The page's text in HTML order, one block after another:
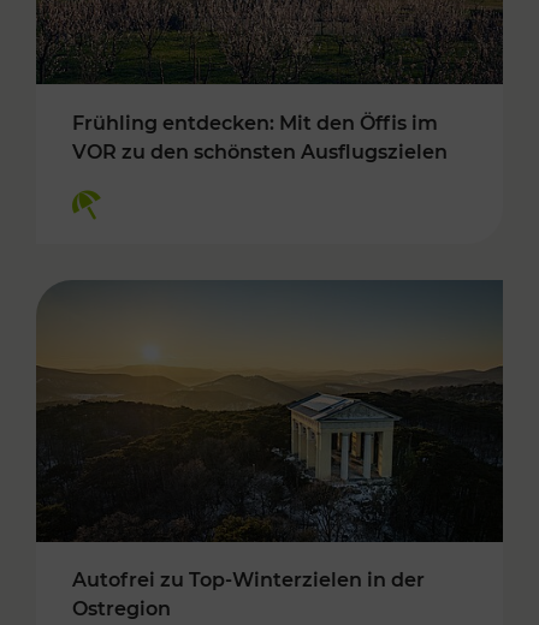
Frühling entdecken: Mit den Öffis im
VOR zu den schönsten Ausflugszielen
Autofrei zu Top-Winterzielen in der
Ostregion